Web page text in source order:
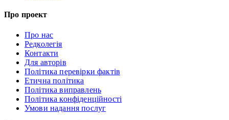
Про проект
Про нас
Редколегія
Контакти
Для авторів
Політика перевірки фактів
Етична політика
Політика виправлень
Політика конфіденційності
Умови надання послуг